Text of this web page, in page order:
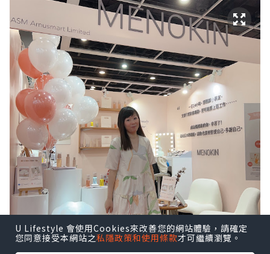
U Lifestyle 會使用Cookies來改善您的網站體驗，請確定
您同意接受本網站之私隱政策和使用條款才可繼續瀏覽。